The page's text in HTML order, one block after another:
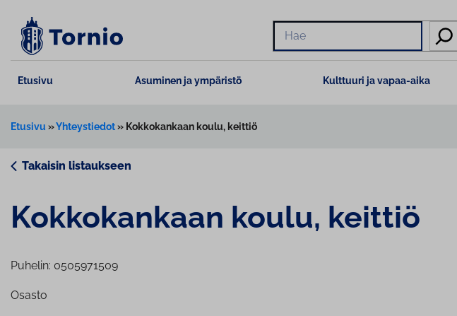
sisältöön
Hae
Etusivu Asuminen ja ympäristö Kulttuuri ja vapaa-aika
Etusivu »Yhteystiedot» Kokkokankaan koulu, keittiö
Takaisin listaukseen
Kok­ko­kan­kaan koulu, keittiö
Puhelin: 0505971509
Osasto